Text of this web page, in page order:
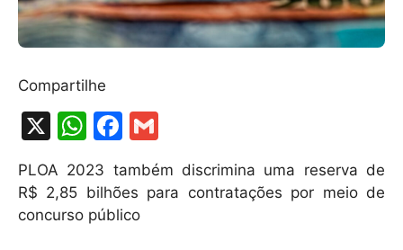
Compartilhe
X
W
h
at
s
F
c
e
ai
PLOA 2023 também discrimina uma reserva de
R$ 2,85 bilhões para contratações por meio de
concurso público